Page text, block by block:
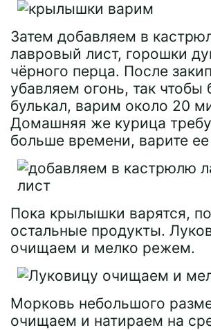
Затем добавляем в
лавровый лист, горошки
чёрного перца. После
убавляем огонь, так чтобы
булькал, варим около 20
Домашняя же курица
больше времени, варите
Пока крылышки варятся,
остальные продукты.
очищаем и мелко режем.
Морковь небольшого
очищаем и натираем на